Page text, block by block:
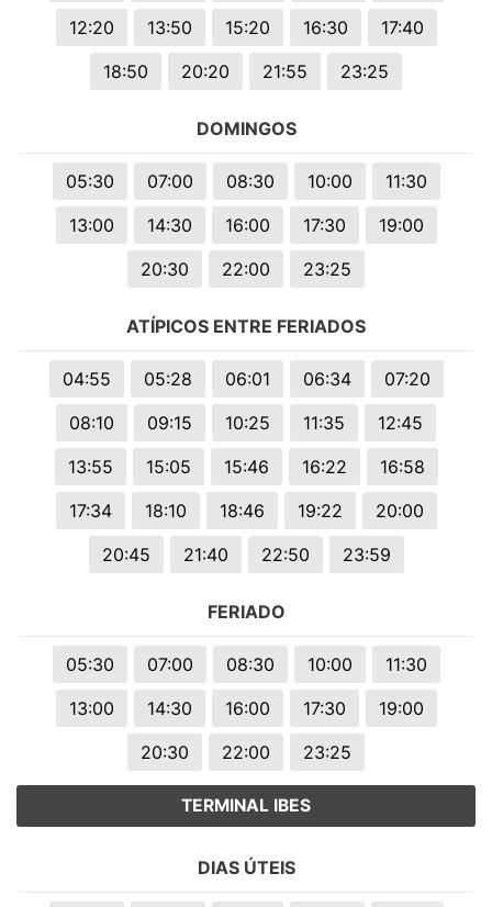
12:20
13:50 15:20 16:30
17:40
18:50
20:20 21:55 23:25
DOMINGOS
05:30 07:00 08:30 10:00
11:30
13:00
14:30 16:00 17:30
19:00
20:30
22:00 23:25
ATÍPICOS ENTRE FERIADOS
04:55 05:28 06:01 06:34
07:20
08:10
09:15 10:25 11:35
12:45
13:55
15:05 15:46 16:22
16:58
17:34
18:10 18:46 19:22
20:00
20:45
21:40 22:50 23:59
FERIADO
05:30 07:00 08:30 10:00
11:30
13:00
14:30 16:00 17:30
19:00
20:30
22:00 23:25
TERMINAL IBES
DIAS ÚTEIS